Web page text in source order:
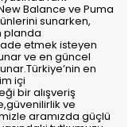
Balance ve Puma
sunarken,
planda
etmek isteyen
ve en güncel
en
içi
bir alışveriş
ve
aramızda güçlü